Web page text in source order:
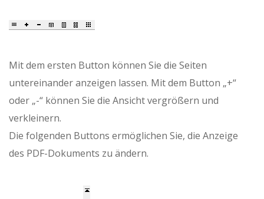
Mit dem ersten Button können Sie die Seiten
untereinander anzeigen lassen. Mit dem Button „+“
oder „-“ können Sie die Ansicht vergrößern und
verkleinern.
Die folgenden Buttons ermöglichen Sie, die Anzeige
des PDF-Dokuments zu ändern.